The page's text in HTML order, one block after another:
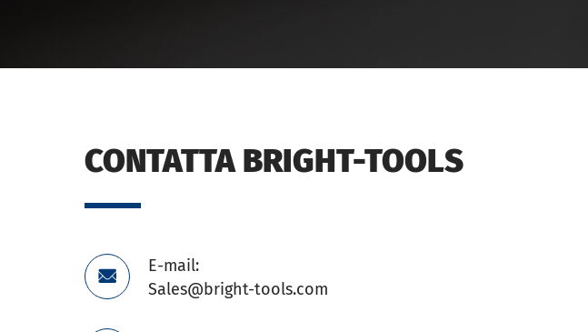
CONTATTA BRIGHT-TOOLS

E-mail:
Sales@bright-tools.com